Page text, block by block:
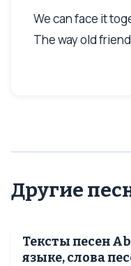
We can face it
The way old
Другие
Тексты песен
языке, слова